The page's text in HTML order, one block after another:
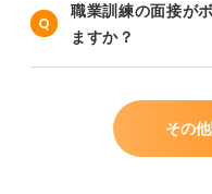
職業訓練の面接が
ますか？
その